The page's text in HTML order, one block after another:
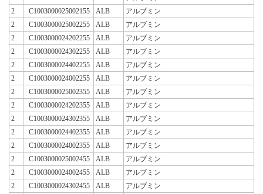
2
C1003000025002155 ALB
アルブミン
2
C1003000025002255 ALB
アルブミン
2
C1003000024202255 ALB
アルブミン
2
C1003000024302255 ALB
アルブミン
2
C1003000024402255 ALB
アルブミン
2
C1003000024002255 ALB
アルブミン
2
C1003000025002355 ALB
アルブミン
2
C1003000024202355 ALB
アルブミン
2
C1003000024302355 ALB
アルブミン
2
C1003000024402355 ALB
アルブミン
2
C1003000024002355 ALB
アルブミン
2
C1003000025002455 ALB
アルブミン
2
C1003000024002455 ALB
アルブミン
2
C1003000024302455 ALB
アルブミン